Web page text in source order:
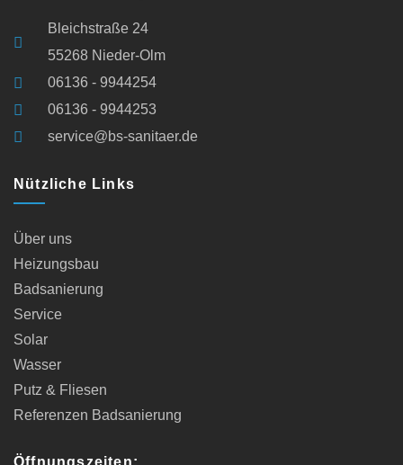
Bleichstraße 24
55268 Nieder-Olm
06136 - 9944254
06136 - 9944253
service@bs-sanitaer.de
Nützliche Links
Über uns
Heizungsbau
Badsanierung
Service
Solar
Wasser
Putz & Fliesen
Referenzen Badsanierung